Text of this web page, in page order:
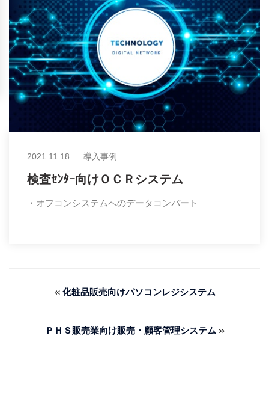
2021.11.18 導入事例
検査ｾﾝﾀｰ向けＯＣＲシステム
・オフコンシステムへのデータコンバート
« 化粧品販売向けパソコンレジシステム
ＰＨＳ販売業向け販売・顧客管理システム »